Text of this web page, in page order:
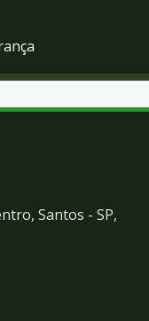
Santos - SP,